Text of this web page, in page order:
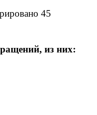
45
из них: